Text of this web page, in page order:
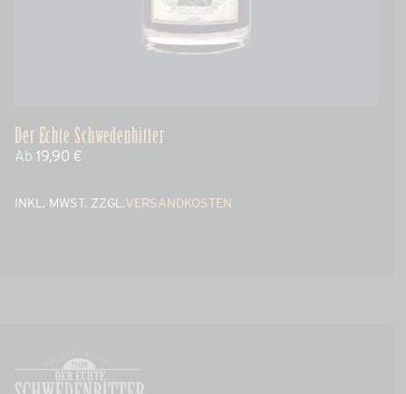
Der Echte Schwedenbitter
Ab 19,90 €
INKL. MWST. ZZGL.VERSANDKOSTEN